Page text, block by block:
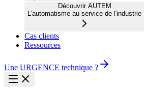
Découvrir AUTEM
L'automatisme au service de l'industrie
Cas clients
Ressources
Une URGENCE technique ?